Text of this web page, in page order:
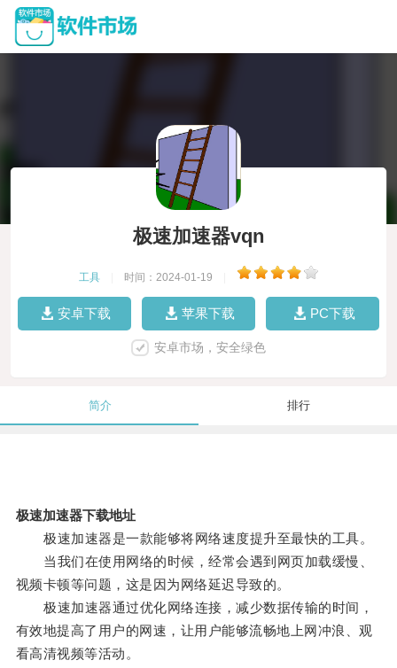
极速加速器vqn
工具 时间：2024-01-19
安卓下载 苹果下载 PC下载
安卓市场，安全绿色
简介 排行
极速加速器下载地址
极速加速器是一款能够将网络速度提升至最快的工具。
当我们在使用网络的时候，经常会遇到网页加载缓慢、
视频卡顿等问题，这是因为网络延迟导致的。
极速加速器通过优化网络连接，减少数据传输的时间，
有效地提高了用户的网速，让用户能够流畅地上网冲浪、观
看高清视频等活动。